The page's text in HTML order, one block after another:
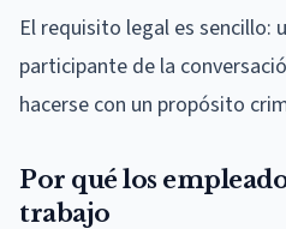
El requisito legal es sencillo:
participante de la
hacerse con un propósito
Por qué los
trabajo